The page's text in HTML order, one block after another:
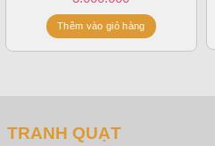
Thêm vào giỏ hàng
TRANH QUẠT